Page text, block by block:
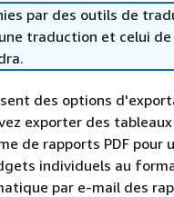
par des outils de
traduction et celui de
des options
exporter des
de rapports PDF pour
individuels au
par e-mail des